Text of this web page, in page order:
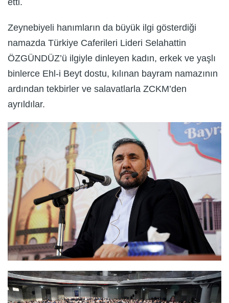
Zeynebiyeli hanımların da büyük ilgi gösterdiği
namazda Türkiye Caferileri Lideri Selahattin
ÖZGÜNDÜZ’ü ilgiyle dinleyen kadın, erkek ve yaşlı
binlerce Ehl-i Beyt dostu, kılınan bayram namazının
ardından tekbirler ve salavatlarla ZCKM’den
ayrıldılar.